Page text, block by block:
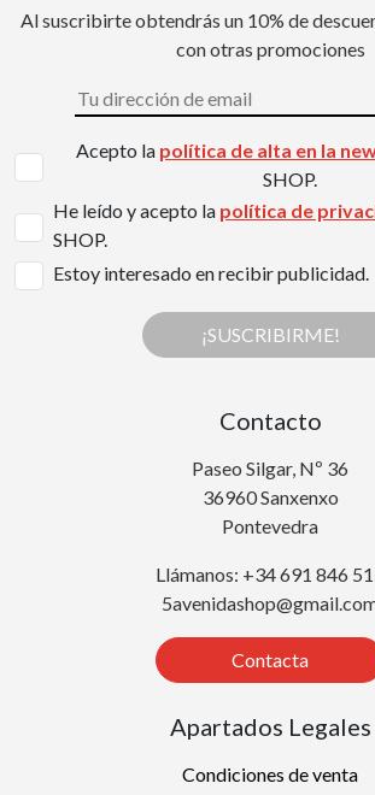
Al suscribirte obtendrás un 10% de
con otras promociones
Acepto la política de alta en la
SHOP.
He leído y acepto la política de
SHOP.
Estoy interesado en recibir publicidad.
¡SUSCRIBIRME!
Contacto
Paseo Silgar, Nº 36
36960 Sanxenxo
Pontevedra
Llámanos: +34 691 846
Contacta
Apartados Legales
Condiciones de venta